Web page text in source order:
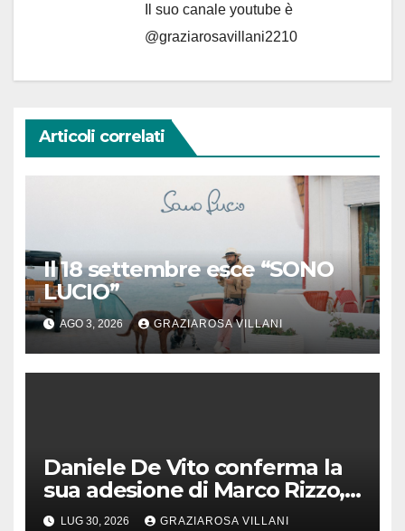
Il suo canale youtube è
@graziarosavillani2210
Articoli correlati
Il 18 settembre esce “SONO
LUCIO”
AGO 3, 2026 GRAZIAROSA VILLANI
Daniele De Vito conferma la
sua adesione di Marco Rizzo,
nel rispetto delle decisioni
LUG 30, 2026 GRAZIAROSA VILLANI